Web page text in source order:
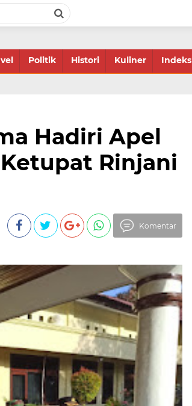
Politik Histori Kuliner Indeks
Hadiri Apel
Rinjani
Komentar